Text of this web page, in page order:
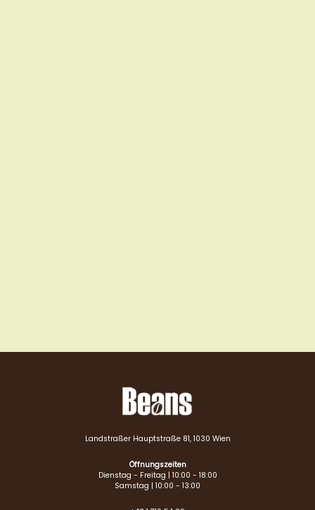
Landstraßer Hauptstraße 81, 1030 Wien
Öffnungszeiten
Dienstag - Freitag | 10:00 - 18:00
Samstag | 10:00 - 13:00